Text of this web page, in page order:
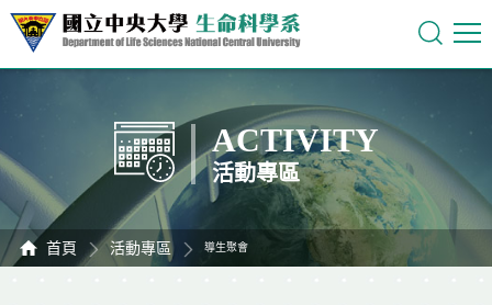
ACTIVITY
活動專區
首頁 活動專區 導生聚會